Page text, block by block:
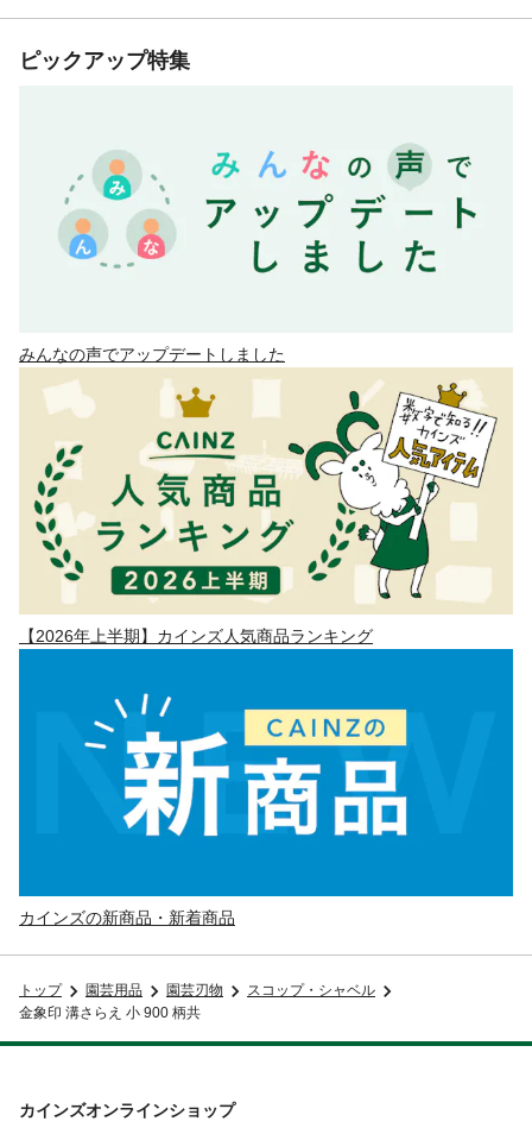
ピックアップ特集
みんなの声でアップデートしました
【2026年上半期】カインズ人気商品ランキング
カインズの新商品・新着商品
トップ 園芸用品 園芸刃物
スコップ・シャベル
金象印 溝さらえ 小 900 柄共
カインズオンラインショップ